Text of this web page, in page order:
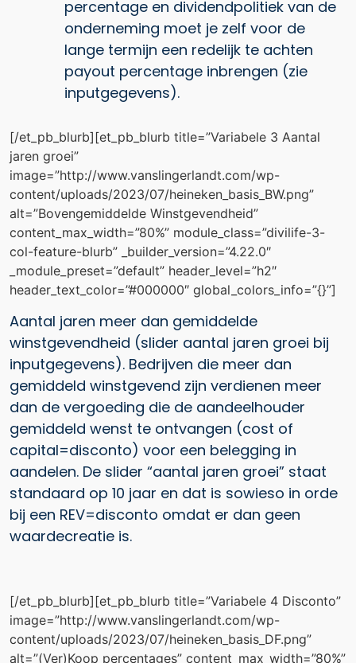
percentage en dividendpolitiek van de
onderneming moet je zelf voor de
lange termijn een redelijk te achten
payout percentage inbrengen (zie
inputgegevens).
[/et_pb_blurb][et_pb_blurb title=”Variabele 3 Aantal
jaren groei”
image=”http://www.vanslingerlandt.com/wp-
content/uploads/2023/07/heineken_basis_BW.png”
alt=”Bovengemiddelde Winstgevendheid”
content_max_width=”80%” module_class=”divilife-3-
col-feature-blurb” _builder_version=”4.22.0″
_module_preset=”default” header_level=”h2″
header_text_color=”#000000″ global_colors_info=”{}”]
Aantal jaren meer dan gemiddelde
winstgevendheid (slider aantal jaren groei bij
inputgegevens). Bedrijven die meer dan
gemiddeld winstgevend zijn verdienen meer
dan de vergoeding die de aandeelhouder
gemiddeld wenst te ontvangen (cost of
capital=disconto) voor een belegging in
aandelen. De slider “aantal jaren groei” staat
standaard op 10 jaar en dat is sowieso in orde
bij een REV=disconto omdat er dan geen
waardecreatie is.
[/et_pb_blurb][et_pb_blurb title=”Variabele 4 Disconto”
image=”http://www.vanslingerlandt.com/wp-
content/uploads/2023/07/heineken_basis_DF.png”
alt=”(Ver)Koop percentages” content_max_width=”80%”